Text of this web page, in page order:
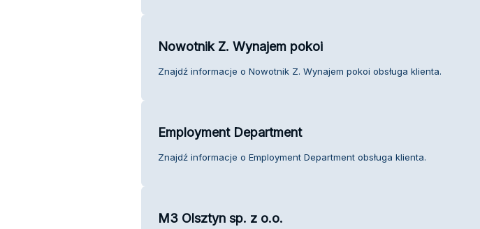
Nowotnik Z. Wynajem pokoi
Znajdź informacje o Nowotnik Z. Wynajem pokoi obsługa klienta.
Employment Department
Znajdź informacje o Employment Department obsługa klienta.
M3 Olsztyn sp. z o.o.